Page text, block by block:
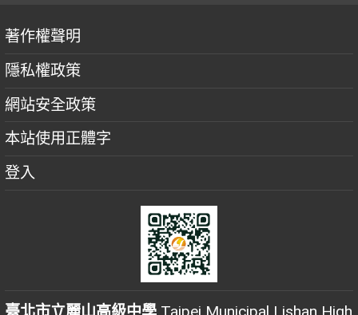
著作權聲明
隱私權政策
網站安全政策
本站使用正體字
登入